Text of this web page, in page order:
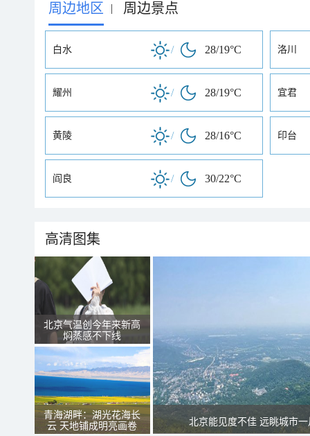
周边地区 | 周边景点
白水 / 28/19°C 洛川
耀州 / 28/19°C 宜君
黄陵 / 28/16°C 印台
阎良 / 30/22°C
高清图集
北京气温创今年来新高
焖蒸感不下线
青海湖畔：湖光花海长
云 天地铺成明亮画卷
北京能见度不佳 远眺城市